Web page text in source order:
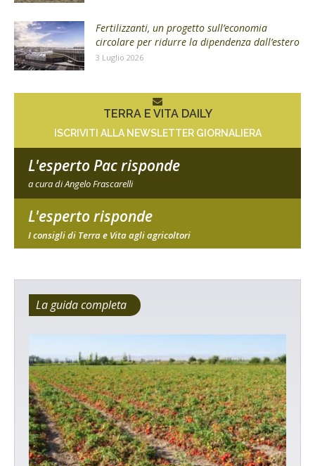
Fertilizzanti, un progetto sull’economia
circolare per ridurre la dipendenza dall’estero
3 Luglio 2026
TERRA E VITA DAILY
ISCRIVITI ALLA NEWSLETTER GIORNALIERA
L'esperto Pac risponde
a cura di Angelo Frascarelli
L'esperto risponde
I consigli di Terra e Vita agli agricoltori
La guida completa